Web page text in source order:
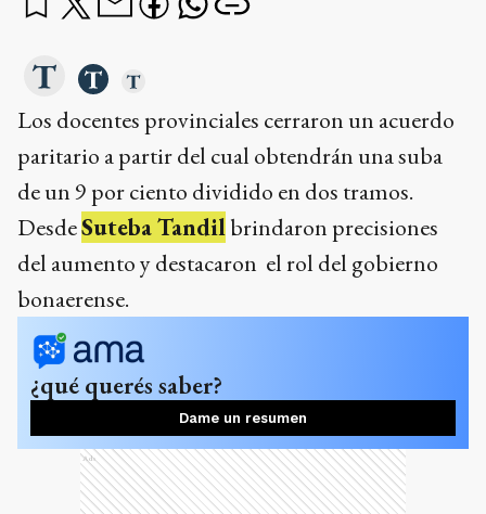
Los docentes provinciales cerraron un acuerdo
paritario a partir del cual obtendrán una suba
de un 9 por ciento dividido en dos tramos.
DesdeSuteba Tandilbrindaron precisiones
del aumento y destacaron el rol del gobierno
bonaerense.
¿qué querés saber?
Dame un resumen
Ads